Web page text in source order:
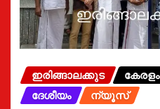
ഇരിങ്ങാലക്കുട കേരളം
ദേശീയം
ന്യൂസ്